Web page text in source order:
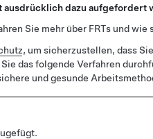
ausdrücklich dazu aufgefordert
Sie mehr über FRTs und
, um sicherzustellen, dass
das folgende Verfahren
und gesunde